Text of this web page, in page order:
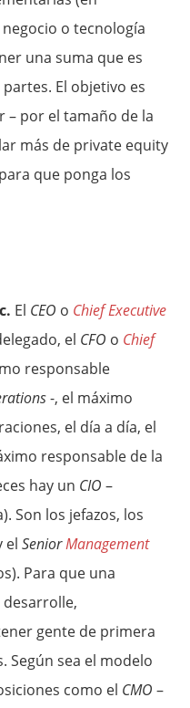
o tecnología
una suma que es
El objetivo es
– por el tamaño de la
más de private equity
que ponga los
El CEO o Chief Executive
el CFO o Chief
responsable
-, el máximo
el día a día, el
responsable de la
hay un CIO –
Son los jefazos, los
elSeniorManagement
Para que una
gente de primera
Según sea el modelo
como el CMO –